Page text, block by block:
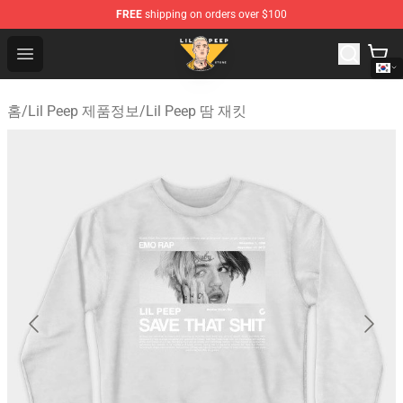
FREE shipping on orders over $100
Open menu
Lil Peep Store - Official Lil Peep Merchandise Shop
홈/Lil Peep 제품정보/Lil Peep 땀 재킷